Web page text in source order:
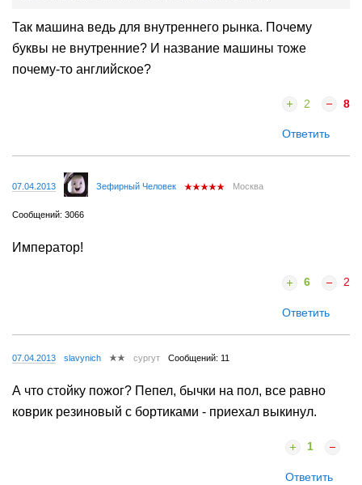
Так машина ведь для внутреннего рынка. Почему
буквы не внутренние? И название машины тоже
почему-то английское?
2 8
Ответить
07.04.2013 Зефирный Человек Москва
Сообщений: 3066
Император!
6 2
Ответить
07.04.2013 slavynich сургут Сообщений: 11
А что стойку пожог? Пепел, бычки на пол, все равно
коврик резиновый с бортиками - приехал выкинул.
1
Ответить